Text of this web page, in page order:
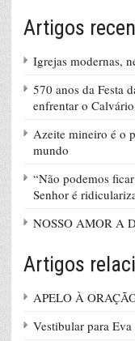
Artigos
Igrejas modernas,
570 anos da Festa
enfrentar o
Azeite mineiro é o
mundo
“Não podemos
Senhor é
NOSSO AMOR A
Artigos
APELO À
Vestibular para